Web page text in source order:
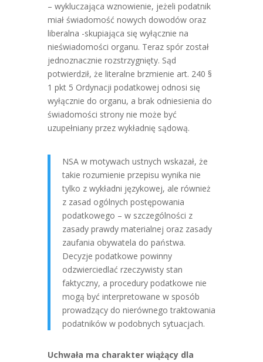
– wykluczająca wznowienie, jeżeli podatnik
miał świadomość nowych dowodów oraz
liberalna -skupiająca się wyłącznie na
nieświadomości organu. Teraz spór został
jednoznacznie rozstrzygnięty. Sąd
potwierdził, że literalne brzmienie art. 240 §
1 pkt 5 Ordynacji podatkowej odnosi się
wyłącznie do organu, a brak odniesienia do
świadomości strony nie może być
uzupełniany przez wykładnię sądową.
NSA w motywach ustnych wskazał, że
takie rozumienie przepisu wynika nie
tylko z wykładni językowej, ale również
z zasad ogólnych postępowania
podatkowego – w szczególności z
zasady prawdy materialnej oraz zasady
zaufania obywatela do państwa.
Decyzje podatkowe powinny
odzwierciedlać rzeczywisty stan
faktyczny, a procedury podatkowe nie
mogą być interpretowane w sposób
prowadzący do nierównego traktowania
podatników w podobnych sytuacjach.
Uchwała ma charakter wiążący dla